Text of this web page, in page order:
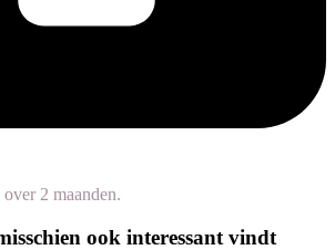
2 maanden.
ook interessant vindt